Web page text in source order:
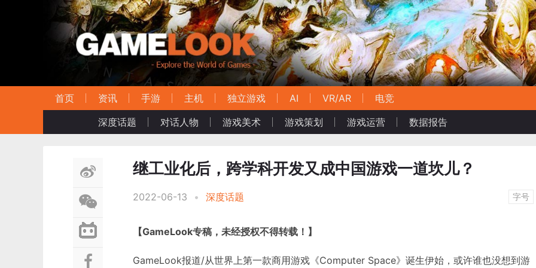
首页 资讯 手游 主机 独立游戏 AI VR/AR
电竞
深度话题
对话人物 游戏美术 游戏策划 游戏运营 数据报告
继工业化后，跨学科开发又成中国游戏一道坎儿？
2022-06-13 • 深度话题 字号
【GameLook专稿，未经授权不得转载！】
GameLook报道/从世界上第一款商用游戏《Computer Space》诞生伊始，或许谁也没想到游